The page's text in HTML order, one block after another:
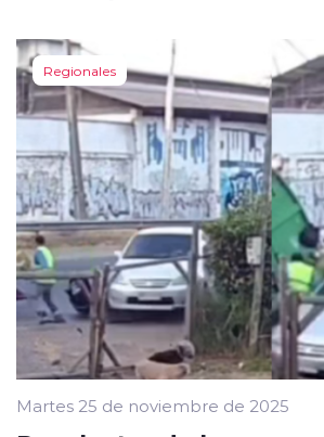
Regionales
Martes 25 de noviembre de 2025